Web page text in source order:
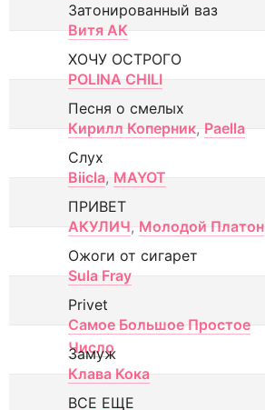
Затонированный ваз
Витя АК
ХОЧУ ОСТРОГО
POLINA CHILI
Песня о смелых
Кирилл Коперник, Paella
Слух
Biicla, MAYOT
ПРИВЕТ
АКУЛИЧ, Молодой Платон
Ожоги от сигарет
Sula Fray
Privet
Самое Большое Простое
Число
Замуж
Клава Кока
ВСЕ ЕЩЕ